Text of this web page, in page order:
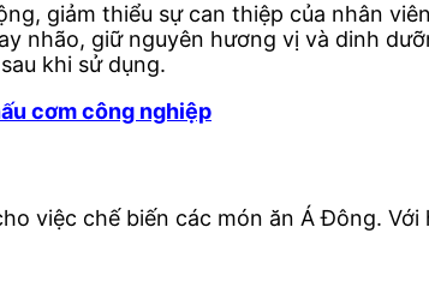
giảm thiểu sự can thiệp của nhân
nhão, giữ nguyên hương vị và dinh
khi sử dụng.
cơm công nghiệp
việc chế biến các món ăn Á Đông.